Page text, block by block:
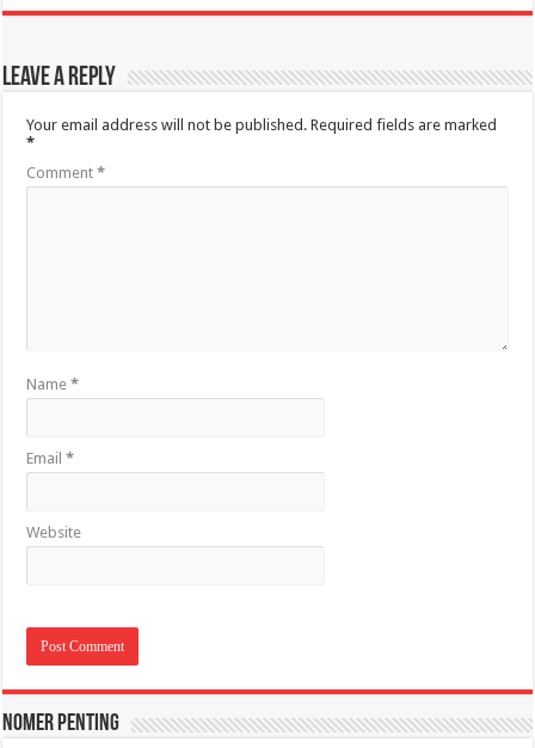
Leave a Reply
Your email address will not be published. Required fields are marked
*
Comment*
Name*
Email*
Website
Nomer Penting